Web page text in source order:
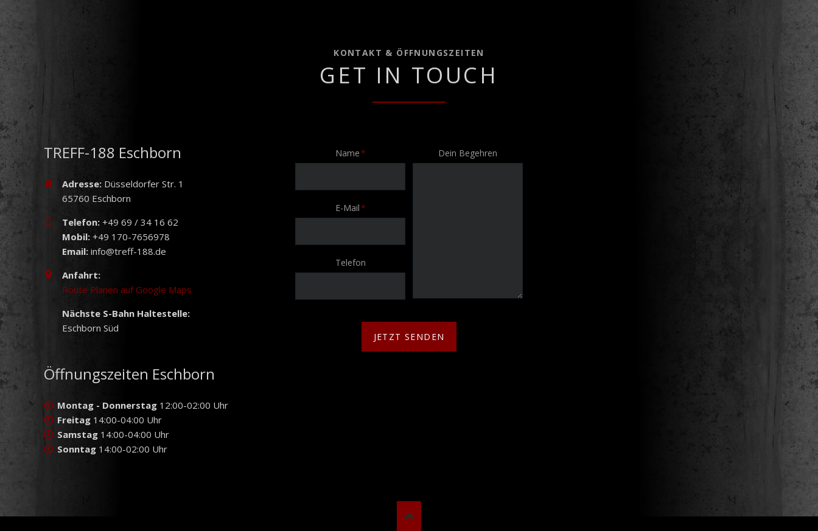
KONTAKT & ÖFFNUNGSZEITEN
GET IN TOUCH
TREFF-188 Eschborn
Adresse: Düsseldorfer Str. 1
65760 Eschborn
Telefon: +49 69 / 34 16 62
Mobil: +49 170-7656978
Email: info@treff-188.de
Anfahrt:
Route Planen auf Google Maps
Nächste S-Bahn Haltestelle:
Eschborn Süd
Öffnungszeiten Eschborn
Montag - Donnerstag 12:00-02:00 Uhr
Freitag 14:00-04:00 Uhr
Samstag 14:00-04:00 Uhr
Sonntag 14:00-02:00 Uhr
Pflichtfeld
Name*
Pflichtfeld
E-Mail*
Telefon
Dein Begehren
JETZT SENDEN